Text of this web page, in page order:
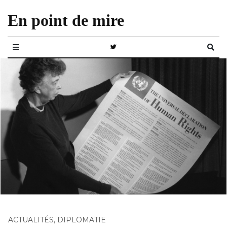
En point de mire
ACTUALITÉS, DIPLOMATIE